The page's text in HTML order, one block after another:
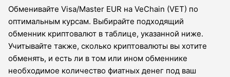
Обменивайте Visa/Master EUR на VeChain (VET) по
оптимальным курсам. Выбирайте подходящий
обменник криптовалют в таблице, указанной ниже.
Учитывайте также, сколько криптовалюты вы хотите
обменять, и есть ли в том или ином обменнике
необходимое количество фиатных денег под ваш